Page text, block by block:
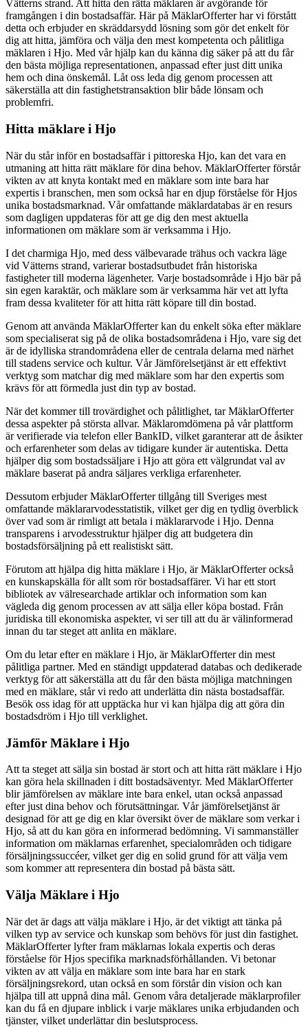
Vätterns strand. Att hitta den rätta mäklaren är avgörande för
framgången i din bostadsaffär. Här på MäklarOfferter har vi förstått
detta och erbjuder en skräddarsydd lösning som gör det enkelt för
dig att hitta, jämföra och välja den mest kompetenta och pålitliga
mäklaren i Hjo. Med vår hjälp kan du känna dig säker på att du får
den bästa möjliga representationen, anpassad efter just ditt unika
hem och dina önskemål. Låt oss leda dig genom processen att
säkerställa att din fastighetstransaktion blir både lönsam och
problemfri.
Hitta mäklare i Hjo
När du står inför en bostadsaffär i pittoreska Hjo, kan det vara en
utmaning att hitta rätt mäklare för dina behov. MäklarOfferter förstår
vikten av att knyta kontakt med en mäklare som inte bara har
expertis i branschen, men som också har en djup förståelse för Hjos
unika bostadsmarknad. Vår omfattande mäklardatabas är en resurs
som dagligen uppdateras för att ge dig den mest aktuella
informationen om mäklare som är verksamma i Hjo.
I det charmiga Hjo, med dess välbevarade trähus och vackra läge
vid Vätterns strand, varierar bostadsutbudet från historiska
fastigheter till moderna lägenheter. Varje bostadsområde i Hjo bär på
sin egen karaktär, och mäklare som är verksamma här vet att lyfta
fram dessa kvaliteter för att hitta rätt köpare till din bostad.
Genom att använda MäklarOfferter kan du enkelt söka efter mäklare
som specialiserat sig på de olika bostadsområdena i Hjo, vare sig det
är de idylliska strandområdena eller de centrala delarna med närhet
till stadens service och kultur. Vår Jämförelsetjänst är ett effektivt
verktyg som matchar dig med mäklare som har den expertis som
krävs för att förmedla just din typ av bostad.
När det kommer till trovärdighet och pålitlighet, tar MäklarOfferter
dessa aspekter på största allvar. Mäklaromdömena på vår plattform
är verifierade via telefon eller BankID, vilket garanterar att de åsikter
och erfarenheter som delas av tidigare kunder är autentiska. Detta
hjälper dig som bostadssäljare i Hjo att göra ett välgrundat val av
mäklare baserat på andra säljares verkliga erfarenheter.
Dessutom erbjuder MäklarOfferter tillgång till Sveriges mest
omfattande mäklararvodesstatistik, vilket ger dig en tydlig överblick
över vad som är rimligt att betala i mäklararvode i Hjo. Denna
transparens i arvodesstruktur hjälper dig att budgetera din
bostadsförsäljning på ett realistiskt sätt.
Förutom att hjälpa dig hitta mäklare i Hjo, är MäklarOfferter också
en kunskapskälla för allt som rör bostadsaffärer. Vi har ett stort
bibliotek av välresearchade artiklar och information som kan
vägleda dig genom processen av att sälja eller köpa bostad. Från
juridiska till ekonomiska aspekter, vi ser till att du är välinformerad
innan du tar steget att anlita en mäklare.
Om du letar efter en mäklare i Hjo, är MäklarOfferter din mest
pålitliga partner. Med en ständigt uppdaterad databas och dedikerade
verktyg för att säkerställa att du får den bästa möjliga matchningen
med en mäklare, står vi redo att underlätta din nästa bostadsaffär.
Besök oss idag för att upptäcka hur vi kan hjälpa dig att göra din
bostadsdröm i Hjo till verklighet.
Jämför Mäklare i Hjo
Att ta steget att sälja sin bostad är stort och att hitta rätt mäklare i Hjo
kan göra hela skillnaden i ditt bostadsäventyr. Med MäklarOfferter
blir jämförelsen av mäklare inte bara enkel, utan också anpassad
efter just dina behov och förutsättningar. Vår jämförelsetjänst är
designad för att ge dig en klar översikt över de mäklare som verkar i
Hjo, så att du kan göra en informerad bedömning. Vi sammanställer
information om mäklarnas erfarenhet, specialområden och tidigare
försäljningssuccéer, vilket ger dig en solid grund för att välja vem
som kommer att representera din bostad på bästa sätt.
Välja Mäklare i Hjo
När det är dags att välja mäklare i Hjo, är det viktigt att tänka på
vilken typ av service och kunskap som behövs för just din fastighet.
MäklarOfferter lyfter fram mäklarnas lokala expertis och deras
förståelse för Hjos specifika marknadsförhållanden. Vi betonar
vikten av att välja en mäklare som inte bara har en stark
försäljningsrekord, utan också en som förstår din vision och kan
hjälpa till att uppnå dina mål. Genom våra detaljerade mäklarprofiler
kan du få en djupare inblick i varje mäklares unika erbjudanden och
tjänster, vilket underlättar din beslutsprocess.